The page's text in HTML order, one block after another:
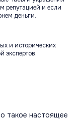
репутацией и если
деньги.
и исторических
экспертов.
такое настоящее